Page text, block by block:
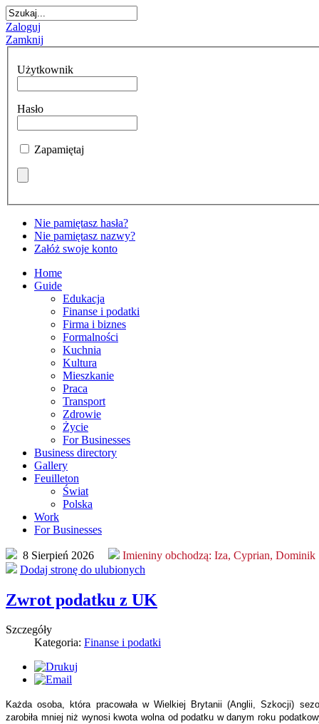
Zaloguj
Zamknij
Użytkownik
Hasło
Zapamiętaj
Nie pamiętasz hasła?
Nie pamiętasz nazwy?
Załóż swoje konto
Home
Guide
Edukacja
Finanse i podatki
Firma i biznes
Formalności
Kuchnia
Kultura
Mieszkanie
Praca
Transport
Zdrowie
Życie
For Businesses
Business directory
Gallery
Feuilleton
Świat
Polska
Work
For Businesses
8 Sierpień 2026 Imieniny obchodzą: Iza, Cyprian, Dominik
Dodaj stronę do ulubionych
Zwrot podatku z UK
Szczegóły
Kategoria: Finanse i podatki
Każda osoba, która pracowała w Wielkiej Brytanii (Anglii, Szkocji)
zarobiła mniej niż wynosi kwota wolna od podatku w danym roku